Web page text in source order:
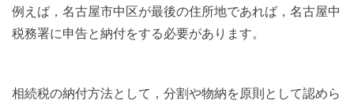
例えば，名古屋市中区が最後の住所地であれば，名古屋中
税務署に申告と納付をする必要があります。
相続税の納付方法として，分割や物納を原則として認めら